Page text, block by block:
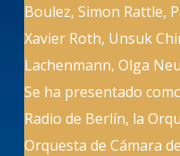
Boulez, Simon Rattle,
Xavier Roth, Unsuk
Lachenmann, Olga
Se ha presentado
Radio de Berlín, la
Orquesta de Cámara